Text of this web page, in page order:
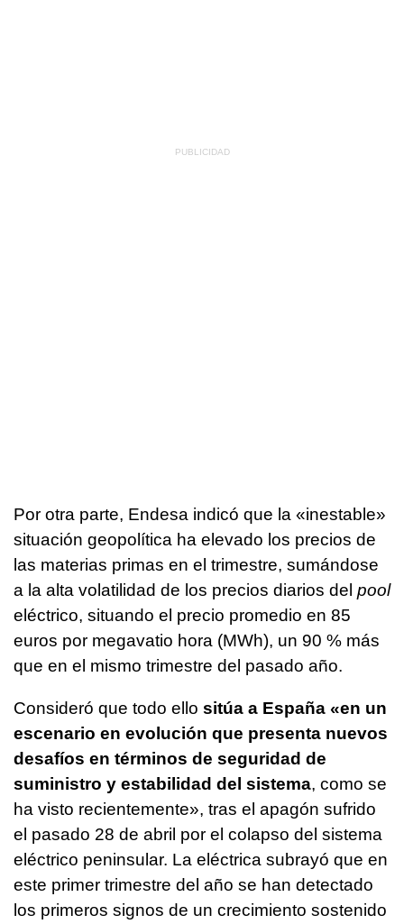
Por otra parte, Endesa indicó que la «inestable»
situación geopolítica ha elevado los precios de
las materias primas en el trimestre, sumándose
a la alta volatilidad de los precios diarios del pool
eléctrico, situando el precio promedio en 85
euros por megavatio hora (MWh), un 90 % más
que en el mismo trimestre del pasado año.
Consideró que todo ello sitúa a España «en un
escenario en evolución que presenta nuevos
desafíos en términos de seguridad de
suministro y estabilidad del sistema, como se
ha visto recientemente», tras el apagón sufrido
el pasado 28 de abril por el colapso del sistema
eléctrico peninsular. La eléctrica subrayó que en
este primer trimestre del año se han detectado
los primeros signos de un crecimiento sostenido